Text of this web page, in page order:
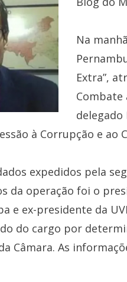
Na
Extra”,
Combate
à Corrupção e ao
expedidos pela
da operação foi o
e ex-presidente da
do cargo por
Câmara. As